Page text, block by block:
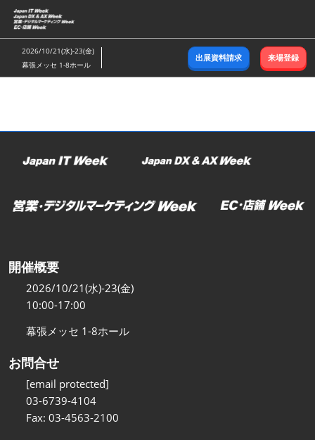
ス
キ
ッ
し
む
2026/10/21(水)-23(金)
幕張メッセ 1-8ホール
出展資料請求 来場登録
開催概要
2026/10/21(水)-23(金)
10:00-17:00
幕張メッセ 1-8ホール
お問合せ
[email protected]
03-6739-4104
Fax: 03-4563-2100